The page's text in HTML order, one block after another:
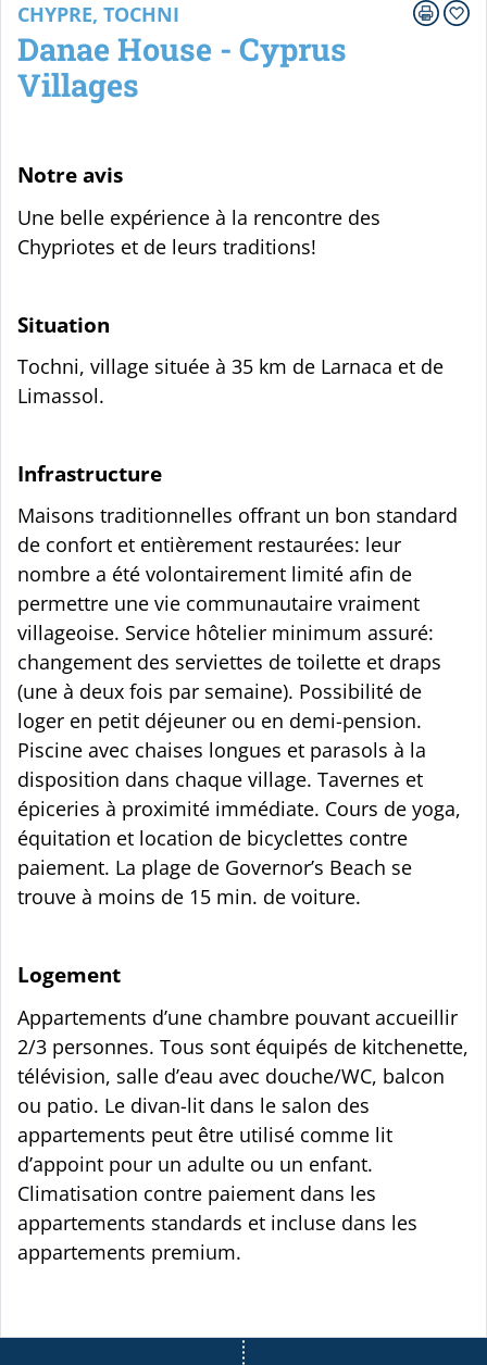
CHYPRE, TOCHNI
Danae House - Cyprus
Villages
Notre avis
Une belle expérience à la rencontre des
Chypriotes et de leurs traditions!
Situation
Tochni, village située à 35 km de Larnaca et de
Limassol.
Infrastructure
Maisons traditionnelles offrant un bon standard
de confort et entièrement restaurées: leur
nombre a été volontairement limité afin de
permettre une vie communautaire vraiment
villageoise. Service hôtelier minimum assuré:
changement des serviettes de toilette et draps
(une à deux fois par semaine). Possibilité de
loger en petit déjeuner ou en demi-pension.
Piscine avec chaises longues et parasols à la
disposition dans chaque village. Tavernes et
épiceries à proximité immédiate. Cours de yoga,
équitation et location de bicyclettes contre
paiement. La plage de Governor’s Beach se
trouve à moins de 15 min. de voiture.
Logement
Appartements d’une chambre pouvant accueillir
2/3 personnes. Tous sont équipés de kitchenette,
télévision, salle d’eau avec douche/WC, balcon
ou patio. Le divan-lit dans le salon des
appartements peut être utilisé comme lit
d’appoint pour un adulte ou un enfant.
Climatisation contre paiement dans les
appartements standards et incluse dans les
appartements premium.